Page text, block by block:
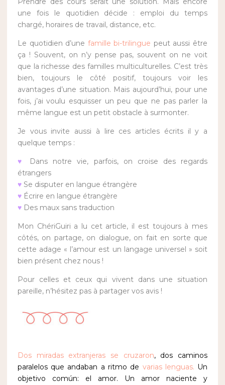
une fois le quotidien décide : emploi du temps
chargé, horaires de travail, distance, etc.
Le quotidien d’une famille bi-trilingue peut aussi être
ça ! Souvent, on n’y pense pas, souvent on ne voit
que la richesse des familles multiculturelles. C’est très
bien, toujours le côté positif, toujours voir les
avantages d’une situation. Mais aujourd’hui, pour une
fois, j’ai voulu esquisser un peu que ne pas parler la
même langue est un petit obstacle à surmonter.
Je vous invite aussi à lire ces articles écrits il y a
quelque temps :
♥
Dans notre vie, parfois, on croise des regards
étrangers
♥ Se disputer en langue étrangère
♥ Écrire en langue étrangère
♥ Des maux sans traduction
Mon ChériGuiri a lu cet article, il est toujours à mes
côtés, on partage, on dialogue, on fait en sorte que
cette adage « l’amour est un langage universel » soit
bien présent chez nous !
Pour celles et ceux qui vivent dans une situation
pareille, n’hésitez pas à partager vos avis !
Dos miradas extranjeras se cruzaron, dos caminos
paralelos que andaban a ritmo de varias lenguas. Un
objetivo común: el amor. Un amor naciente y